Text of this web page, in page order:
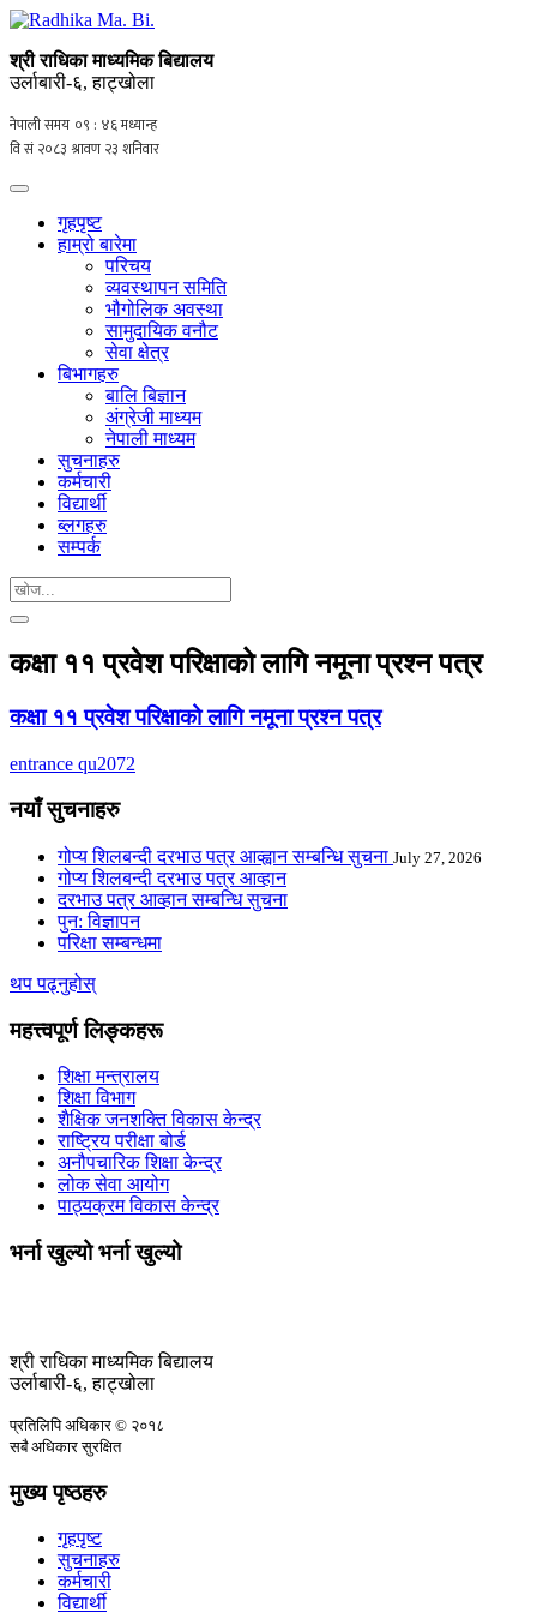
श्री राधिका माध्यमिक बिद्यालय
उर्लाबारी-६, हाट्खोला
गृहपृष्ट
हाम्रो बारेमा
परिचय
व्यवस्थापन समिति
भौगोलिक अवस्था
सामुदायिक वनौट
सेवा क्षेत्र
बिभागहरु
बालि बिज्ञान
अंग्रेजी माध्यम
नेपाली माध्यम
सुचनाहरु
कर्मचारी
विद्यार्थी
ब्लगहरु
सम्पर्क
कक्षा ११ प्रवेश परिक्षाको लागि नमूना प्रश्न पत्र
कक्षा ११ प्रवेश परिक्षाको लागि नमूना प्रश्न पत्र
entrance qu2072
नयाँ सुचनाहरु
गोप्य शिलबन्दी दरभाउ पत्र आव्ह्वान सम्बन्धि सुचना July 27, 2026
गोप्य शिलबन्दी दरभाउ पत्र आव्हान
दरभाउ पत्र आव्हान सम्बन्धि सुचना
पुन: विज्ञापन
परिक्षा सम्बन्धमा
थप पढ्नुहोस्
महत्त्वपूर्ण लिङ्कहरू
शिक्षा मन्त्रालय
शिक्षा विभाग
शैक्षिक जनशक्ति विकास केन्द्र
राष्ट्रिय परीक्षा बोर्ड
अनौपचारिक शिक्षा केन्द्र
लोक सेवा आयोग
पाठ्यक्रम विकास केन्द्र
भर्ना खुल्यो भर्ना खुल्यो
श्री राधिका माध्यमिक बिद्यालय
उर्लाबारी-६, हाट्खोला
प्रतिलिपि अधिकार © २०१८
सबै अधिकार सुरक्षित
मुख्य पृष्ठहरु
गृहपृष्ट
सुचनाहरु
कर्मचारी
विद्यार्थी